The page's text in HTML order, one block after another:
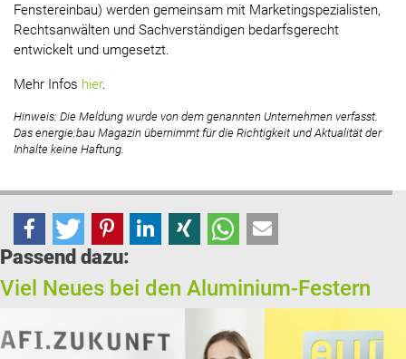
Fenstereinbau) werden gemeinsam mit Marketingspezialisten,
Rechtsanwälten und Sachverständigen bedarfsgerecht
entwickelt und umgesetzt.
Mehr Infos hier.
Hinweis: Die Meldung wurde von dem genannten Unternehmen verfasst.
Das energie:bau Magazin übernimmt für die Richtigkeit und Aktualität der
Inhalte keine Haftung.
Passend dazu:
Viel Neues bei den Aluminium-Festern